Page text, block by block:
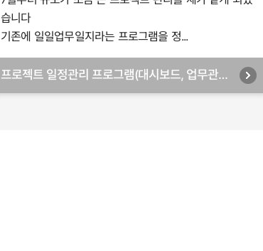
습니다
기존에 일일업무일지라는 프로그램을 정...
프로젝트 일정관리 프로그램(대시보드, 업무관리,